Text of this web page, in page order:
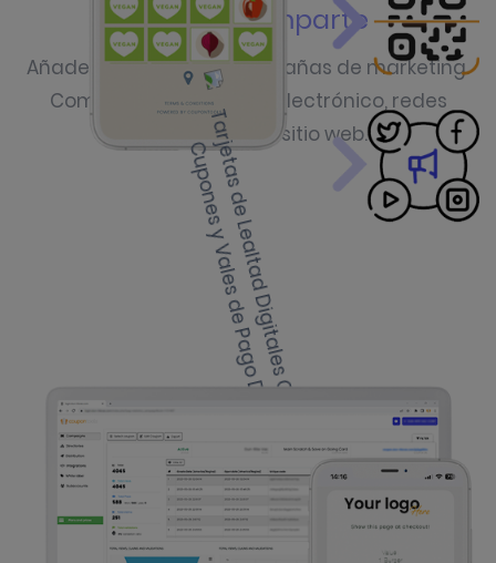
Lanza y comparte
Añade el juego a tus campañas de marketing.
Compártelo por correo electrónico, redes
sociales o en tu sitio web.